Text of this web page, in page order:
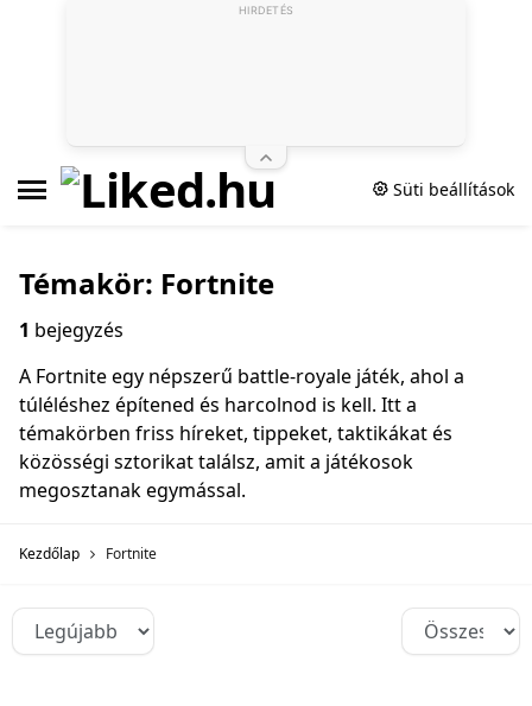
Süti beállítások
Témakör: Fortnite
1 bejegyzés
A Fortnite egy népszerű battle‑royale játék, ahol a
túléléshez építened és harcolnod is kell. Itt a
témakörben friss híreket, tippeket, taktikákat és
közösségi sztorikat találsz, amit a játékosok
megosztanak egymással.
Kezdőlap Fortnite
HIRDETÉS